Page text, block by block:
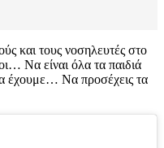
και τους νοσηλευτές στο
Να είναι όλα τα παιδιά
Να προσέχεις τα